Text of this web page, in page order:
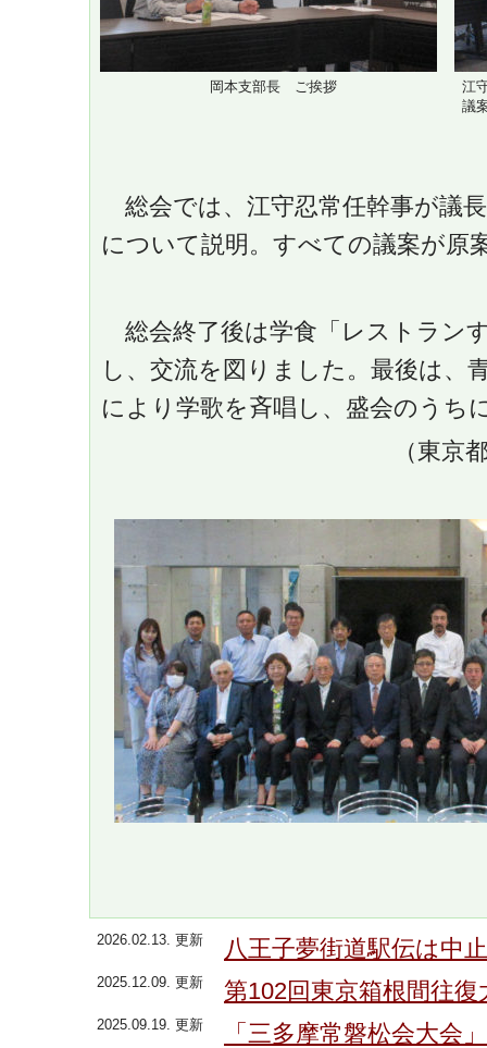
岡本支部長 ご挨拶
江
議
総会では、江守忍常任幹事が議
について説明。すべての議案が原
総会終了後は学食「レストラン
し、交流を図りました。最後は、
により学歌を斉唱し、盛会のうち
（東京
2026.02.13. 更新 八王子夢街道駅伝は中
2025.12.09. 更新 第102回東京箱根間往
2025.09.19. 更新 「三多摩常磐松会大会